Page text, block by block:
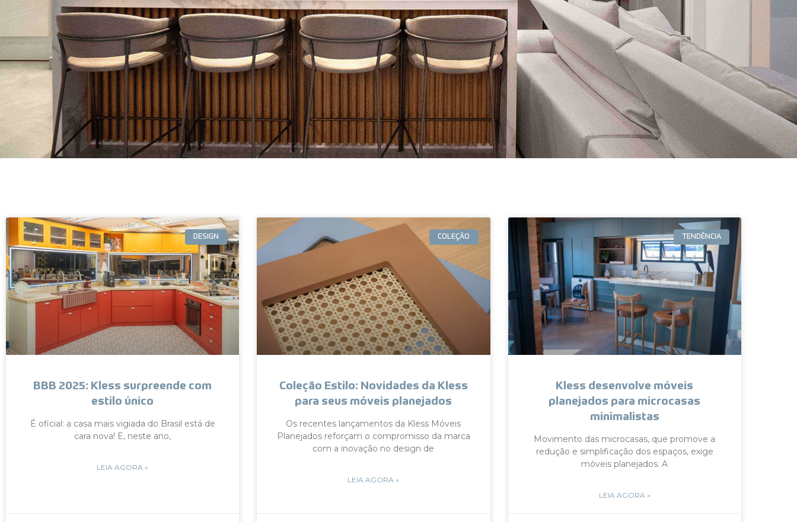
DESIGN
BBB 2025: Kless surpreende com
estilo único
É oficial: a casa mais vigiada do Brasil está de
cara nova! E, neste ano,
LEIA AGORA »
COLEÇÃO
Coleção Estilo: Novidades da Kless
para seus móveis planejados
Os recentes lançamentos da Kless Móveis
Planejados reforçam o compromisso da marca
com a inovação no design de
LEIA AGORA »
TENDÊNCIA
Kless desenvolve móveis
planejados para microcasas
minimalistas
Movimento das microcasas, que promove a
redução e simplificação dos espaços, exige
móveis planejados. A
LEIA AGORA »